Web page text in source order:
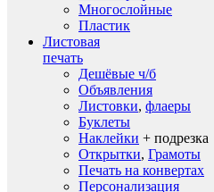
Многослойные
Пластик
Листовая
печать
Дешёвые ч/б
Объявления
Листовки, флаеры
Буклеты
Наклейки + подрезка
Открытки, Грамоты
Печать на конвертах
Персонализация